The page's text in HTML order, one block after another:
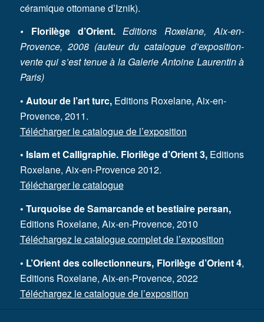
céramique ottomane d’Iznik).
• Florilège d’Orient.Editions Roxelane, Aix-en-
Provence, 2008 (auteur du catalogue d’exposition-
vente qui s’est tenue à la Galerie Antoine Laurentin à
Paris)
• Autour de l’art turc, Editions Roxelane, Aix-en-
Provence, 2011.
Télécharger le catalogue de l’exposition
• Islam et Calligraphie. Florilège d’Orient 3,Editions
Roxelane, Aix-en-Provence 2012.
Télécharger le catalogue
• Turquoise de Samarcande et bestiaire persan,
Editions Roxelane, Aix-en-Provence, 2010
Téléchargez le catalogue complet de l’exposition
• L’Orient des collectionneurs, Florilège d’Orient 4,
Editions Roxelane, Aix-en-Provence, 2022
Téléchargez le catalogue de l’exposition